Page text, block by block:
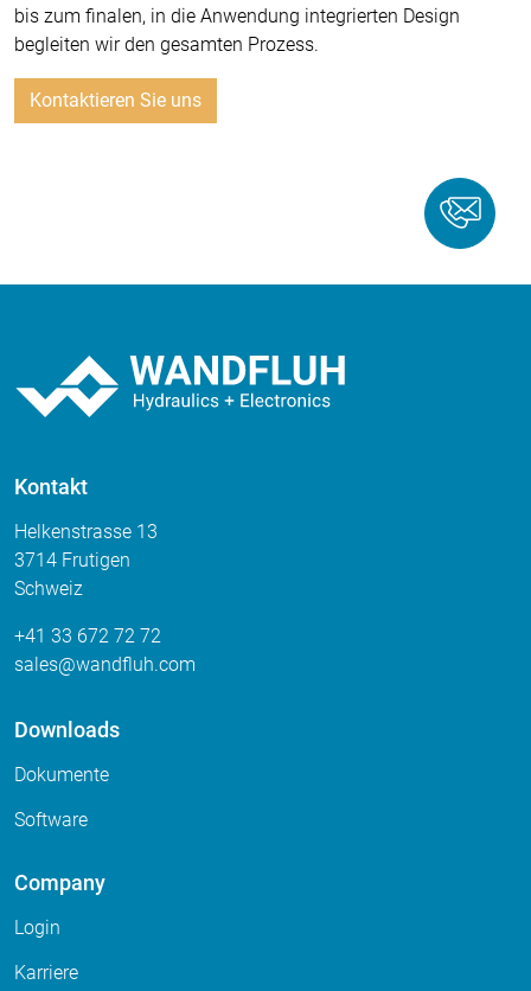
bis zum finalen, in die Anwendung integrierten Design
begleiten wir den gesamten Prozess.
Kontaktieren Sie uns
Kontakt
Helkenstrasse 13
3714 Frutigen
Schweiz
+41 33 672 72 72
sales
wandfluh com
Downloads
Dokumente
Software
Company
Login
Karriere